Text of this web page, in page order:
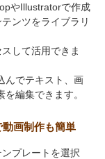
やIllustratorで作成
テンツをライブラリ
して活用できま
んでテキスト、画
編集できます。
動画制作も簡単
プレートを選択